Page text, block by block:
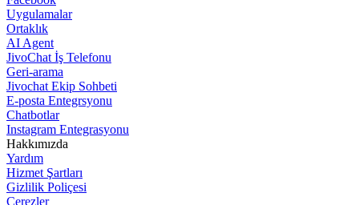
Uygulamalar
Ortaklık
AI Agent
JivoChat İş Telefonu
Geri-arama
Jivochat Ekip Sohbeti
E-posta Entegrsyonu
Chatbotlar
Instagram Entegrasyonu
Hakkımızda
Yardım
Hizmet Şartları
Gizlilik Poliçesi
Çerezler